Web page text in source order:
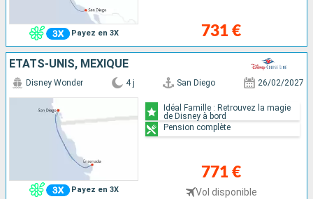
Payez en 3X 731 €
ÉTATS-UNIS, MEXIQUE
Payez en 3X
Disney Wonder 4 j San Diego 26/02/2027
771 €
Vol disponible
Idéal Famille : Retrouvez la magie
de Disney à bord
Pension complète